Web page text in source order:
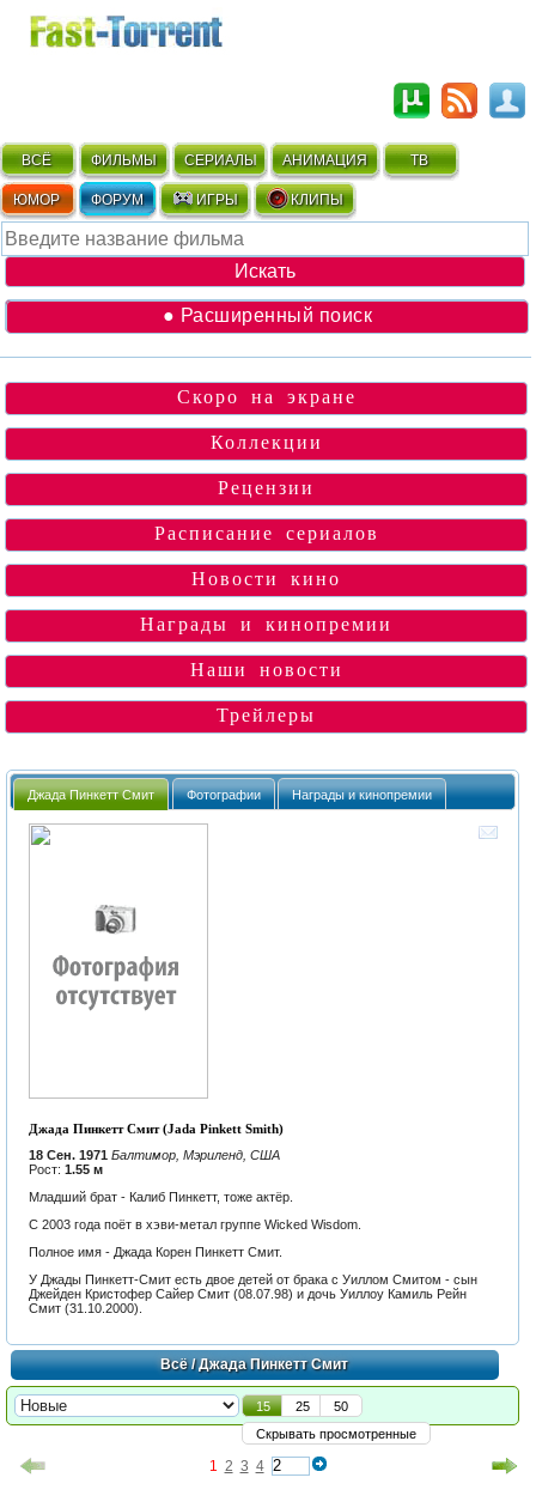
ВСЁ ФИЛЬМЫ СЕРИАЛЫ АНИМАЦИЯ ТВ
ЮМОР ФОРУМ ИГРЫ КЛИПЫ
● Расширенный поиск
Скоро на экране
Коллекции
Рецензии
Расписание сериалов
Новости кино
Награды и кинопремии
Наши новости
Трейлеры
Джада Пинкетт Смит Фотографии Награды и кинопремии
Джада Пинкетт Смит (Jada Pinkett Smith)
18 Сен. 1971 Балтимор, Мэриленд, США
Рост: 1.55 м
Младший брат - Калиб Пинкетт, тоже актёр.
C 2003 года поёт в хэви-метал группе Wicked Wisdom.
Полное имя - Джада Корен Пинкетт Смит.
У Джады Пинкетт-Смит есть двое детей от брака с Уиллом Смитом - сын
Джейден Кристофер Сайер Смит (08.07.98) и дочь Уиллоу Камиль Рейн
Смит (31.10.2000).
Всё/ Джада Пинкетт Смит
15 25
50
Скрывать просмотренные
1 2 3 4